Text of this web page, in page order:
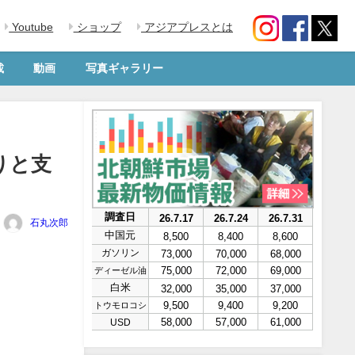
Youtube ショップ アジアプレスとは
動画 写真ギャラリー
と支
石丸次郎